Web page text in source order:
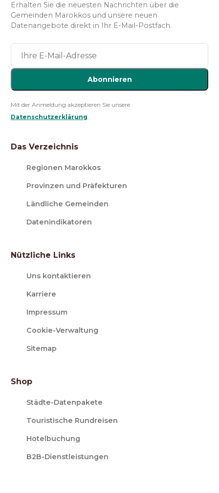
Erhalten Sie die neuesten Nachrichten über die
Gemeinden Marokkos und unsere neuen
Datenangebote direkt in Ihr E-Mail-Postfach.
Abonnieren
Mit der Anmeldung akzeptieren Sie unsere
Datenschutzerklärung
Das Verzeichnis
Regionen Marokkos
Provinzen und Präfekturen
Ländliche Gemeinden
Datenindikatoren
Nützliche Links
Uns kontaktieren
Karriere
Impressum
Cookie-Verwaltung
Sitemap
Shop
Städte-Datenpakete
Touristische Rundreisen
Hotelbuchung
B2B-Dienstleistungen